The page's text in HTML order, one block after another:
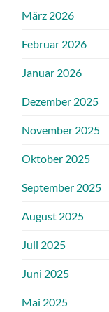
März 2026
Februar 2026
Januar 2026
Dezember 2025
November 2025
Oktober 2025
September 2025
August 2025
Juli 2025
Juni 2025
Mai 2025